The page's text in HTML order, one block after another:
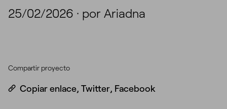
25/02/2026 · por Ariadna
Compartir proyecto
Copiar enlace, Twitter, Facebook